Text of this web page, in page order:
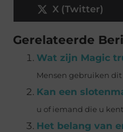
X (Twitter)
Gerelateerde
Wat zijn Magic
Mensen gebruiken dit
Kan een
u of iemand die u kent
Het belang van